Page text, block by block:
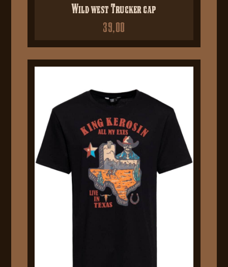
Wild west Trucker cap
39,00